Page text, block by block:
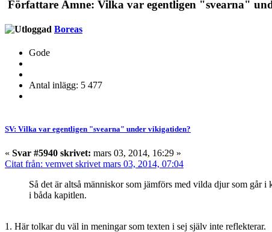
Författare Ämne: Vilka var egentligen "svearna"
Boreas
Gode
Antal inlägg: 5 477
SV: Vilka var egentligen "svearna" under vikigatiden?
« Svar #5940 skrivet: mars 03, 2014, 16:29 »
Citat från: vemvet skrivet mars 03, 2014, 07:04
Så det är altså människor som jämförs med vilda djur som
i båda kapitlen.
1. Här tolkar du väl in meningar som texten i sej själv inte reflekterar.